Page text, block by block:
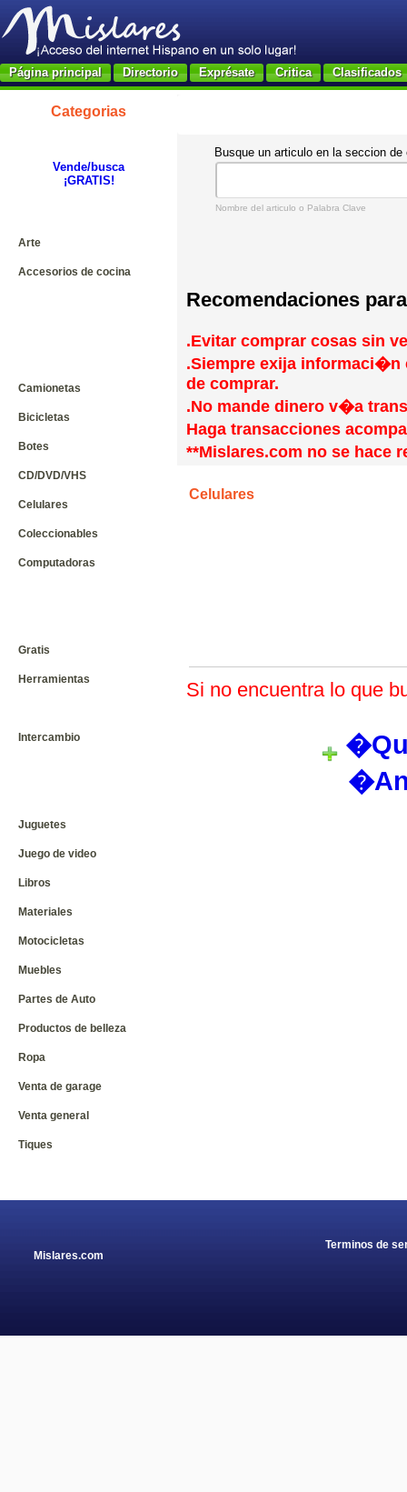
Página principal Directorio Exprésate Critica Clasificados
Categorias
Vende/busca
¡GRATIS!
Arte
Accesorios de cocina
Camionetas
Bicicletas
Botes
CD/DVD/VHS
Celulares
Coleccionables
Computadoras
Gratis
Herramientas
Intercambio
Juguetes
Juego de video
Libros
Materiales
Motocicletas
Muebles
Partes de Auto
Productos de belleza
Ropa
Venta de garage
Venta general
Tiques
Busque un articulo en la seccion
Nombre del articulo o Palabra Clave
Recomendaciones
.Evitar comprar cosas sin
.Siempre exija
de comprar.
.No mande dinero v�a
Haga transacciones
**Mislares.com no se
Celulares
Si no encuentra lo que
Mislares.com
Terminos de